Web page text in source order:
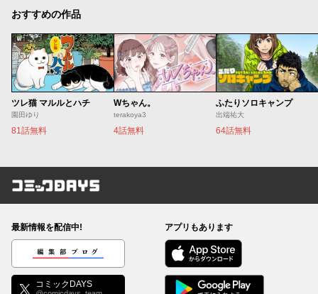
おすすめの作品
ツレ猫 マルルとハチ
園田ゆり
81話無料
Wちゃん。
terakoya3
4話無料
ふたりソロキャンプ
出端祐大
64話無料
コミックDAYS
最新情報を配信中!
編集部ブログ
コミックDAYS
アプリもあります